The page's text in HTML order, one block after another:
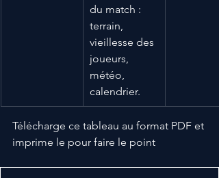
du match :
terrain,
vieillesse des
joueurs,
météo,
calendrier.
Télécharge ce tableau au format PDF et
imprime le pour faire le point